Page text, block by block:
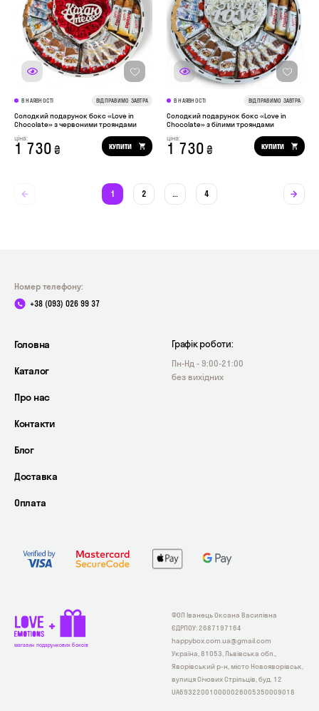
В НАЯВНОСТІ ВІДПРАВИМО ЗАВТРА
Солодкий подарунок бокс «Love in
Chocolate» з червоними трояндами
ціна:
1 730 ₴ КУПИТИ
В НАЯВНОСТІ ВІДПРАВИМО ЗАВТРА
Солодкий подарунок бокс «Love in
Chocolate» з білими трояндами
ціна:
1 730 ₴ КУПИТИ
1 2 … 4
Номер телефону:
+38 (093) 026 99 37
Головна
Каталог
Про нас
Контакти
Блог
Доставка
Оплата
Графік роботи:
Пн-Нд - 9:00-21:00
без вихідних
магазин подарункових боксів
ФОП Іванець Оксана Василівна
ЄДРПОУ: 2687197164
happybox.com.ua@gmail.com
Україна, 81053, Львівська обл.,
Яворівський р-н, місто Новояворівськ,
вулиця Січових Стрільців, буд. 12
UA693220010000026005350009018